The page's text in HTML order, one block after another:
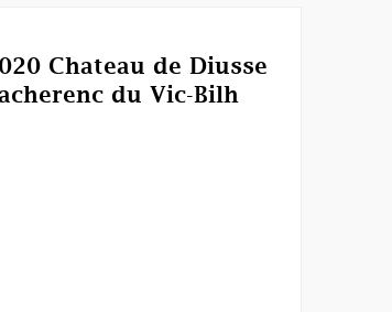
Chateau de Diusse
du Vic-Bilh